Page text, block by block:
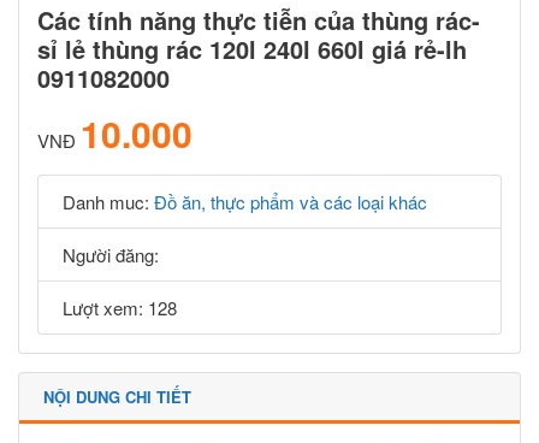
Các tính năng thực tiễn của thùng rác-
sỉ lẻ thùng rác 120l 240l 660l giá rẻ-lh
0911082000
VNĐ 10.000
Danh muc: Đồ ăn, thực phẩm và các loại khác
Người đăng:
Lượt xem: 128
NỘI DUNG CHI TIẾT